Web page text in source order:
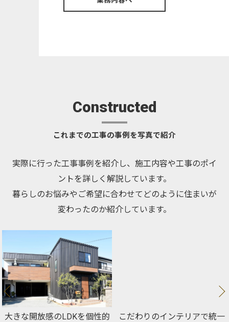
これまでの工事の事例を写真で紹介
Constructed
実際に行った工事事例を紹介し、施工内容や工事のポイ
ントを詳しく解説しています。
暮らしのお悩みやご希望に合わせてどのように住まいが
変わったのか紹介しています。
大きな開放感のLDKを個性的
こだわりのインテリアで統一